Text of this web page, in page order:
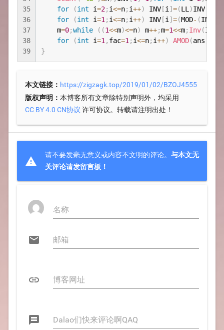
35
36
37
38
39
for
(int i=2; i<=n; i++) INV[i ] =(LL )INV[
for
(int i=1 ; i<=n; i++) INV[i ] =(MOD- (INV
    m
=0;while ( (1<<m)<=n) m++;m=1<<m; Inv(INV
for
(int i=1 , fac=1 ; i<=n; i++) AMOD(ans
}
本文链接： https://zigzagk.top/2019/01/02/BZOJ4555
版权声明： 本博客所有文章除特别声明外，均采用
CC BY 4.0 CN协议 许可协议。转载请注明出处！

请不要发毫无意义或内容不文明的评论。 与本文无
关评论请发留言板！


